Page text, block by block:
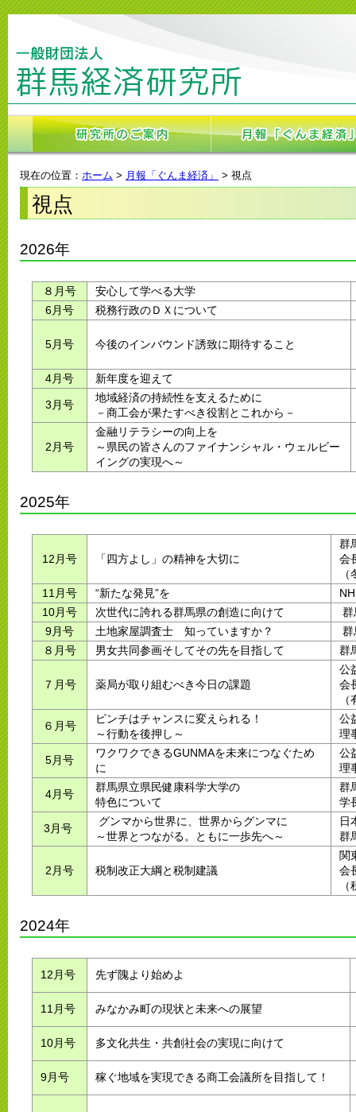
現在の位置： ホーム > 月報「ぐんま経済」 > 視点
視点
2026年
８月号
安心して学べる大学
6月号
税務行政のＤＸについて
5月号 今後のインバウンド誘致に期待すること
4月号 新年度を迎えて
3月号
地域経済の持続性を支えるために
－商工会が果たすべき役割とこれから－
2月号
金融リテラシーの向上を
～県民の皆さんのファイナンシャル・ウェルビー
イングの実現へ～
2025年
12月号 「四方よし」の精神を大切に
群
会
11月号
“新たな発見”を
10月号
次世代に誇れる群馬県の創造に向けて
9月号
土地家屋調査士 知っていますか？
群
８月号
男女共同参画そしてその先を目指して 群
７月号 薬局が取り組むべき今日の課題
公
会
６月号
ピンチはチャンスに変えられる！
～行動を後押し～
公
理
5月号
ワクワクできるGUNMAを未来につなぐため
に
公
理
4月号
群馬県立県民健康科学大学の
特色について
群
学
3月号
グンマから世界に、世界からグンマに
～世界とつながる。ともに一歩先へ～
日
群
2月号 税制改正大綱と税制建議
関
会
2024年
12月号 先ず隗より始めよ
11月号 みなかみ町の現状と未来への展望
10月号 多文化共生・共創社会の実現に向けて
9月号 稼ぐ地域を実現できる商工会議所を目指して！